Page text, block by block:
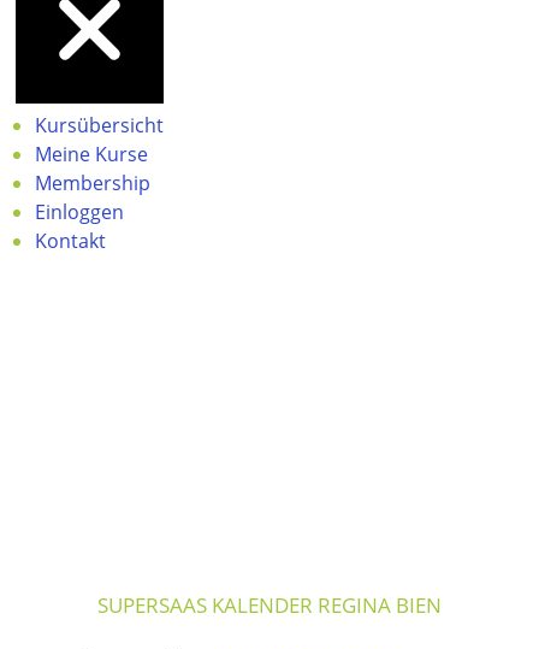
Kursübersicht
Meine Kurse
Membership
Einloggen
Kontakt
SUPERSAAS KALENDER REGINA BIEN